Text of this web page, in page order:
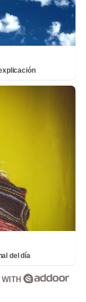
del día
WITH